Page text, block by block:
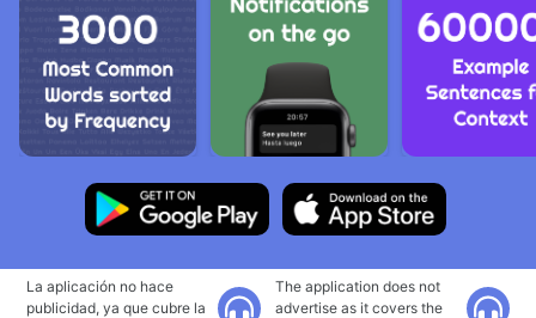
La aplicación no hace
publicidad, ya que cubre la
The application does not
advertise as it covers the